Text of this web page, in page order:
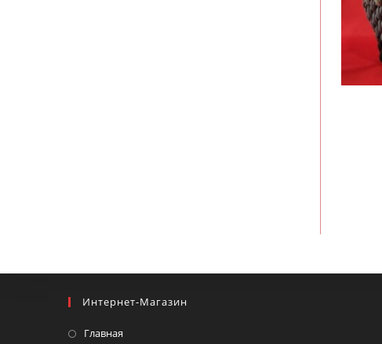
Интернет-Магазин
Главная